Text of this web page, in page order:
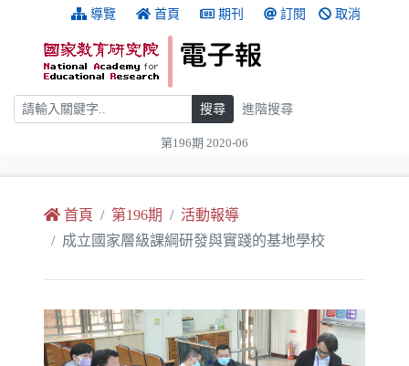
跳到主要內容 導覽 首頁 期刊 訂閱 取消
搜尋 搜尋 進階搜尋
第196期 2020-06
首頁 第196期
活動報導
成立國家層級課綱研發與實踐的基地學校